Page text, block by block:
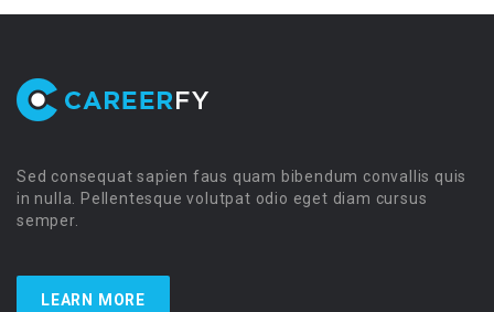
Sed consequat sapien faus quam bibendum convallis quis
in nulla. Pellentesque volutpat odio eget diam cursus
semper.
LEARN MORE